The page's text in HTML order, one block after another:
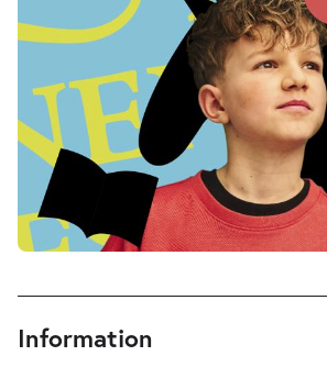
Fr. 25.09.2026
17:00–19:00 Uhr
Die unendliche Geschichte-
Fr. 02.10.2026
Information